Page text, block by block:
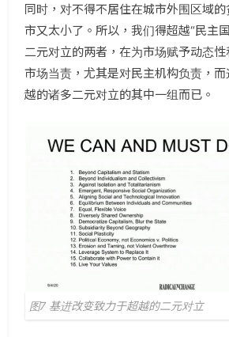
同时，对不得不居住在城市外围区域
市又太小了。所以，我们得超越“民主
二元对立的两者，在为市场赋予动态
市场当责，尤其是对民主机构负责，
越的诸多二元对立的其中一组而已。
图7 基进改变致力于超越的二元对立